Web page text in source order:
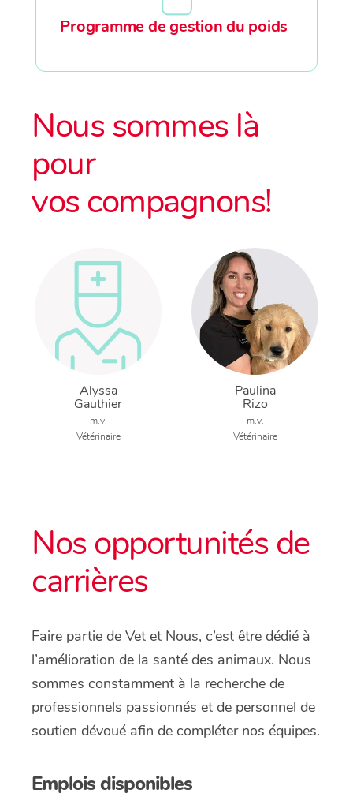
Programme de gestion du poids
Nous sommes là
pour
vos compagnons!
Alyssa
Gauthier
m.v.
Vétérinaire
Paulina
Rizo
m.v.
Vétérinaire
Nos opportunités de
carrières
Faire partie de Vet et Nous, c’est être dédié à
l’amélioration de la santé des animaux. Nous
sommes constamment à la recherche de
professionnels passionnés et de personnel de
soutien dévoué afin de compléter nos équipes.
Emplois disponibles